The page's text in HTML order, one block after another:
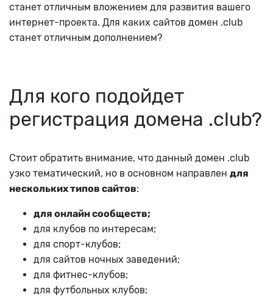
станет отличным вложением для развития вашего
интернет-проекта. Для каких сайтов домен .club
станет отличным дополнением?
Для кого подойдет
регистрация домена .club?
Стоит обратить внимание, что данный домен .club
узко тематический, но в основном направлен для
нескольких типов сайтов:
для онлайн сообществ;
для клубов по интересам;
для спорт-клубов;
для сайтов ночных заведений;
для фитнес-клубов;
для футбольных клубов;